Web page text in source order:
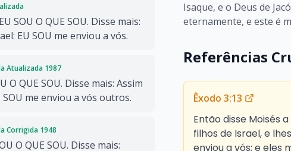
SOU O QUE SOU. Disse mais:
EU SOU me enviou a vós.
Atualizada 1987
O QUE SOU. Disse mais: Assim
me enviou a vós outros.
Corrigida 1948
O QUE SOU. Disse mais:
Isaque, e o Deus de
eternamente, e este é
Referências
Êxodo 3:13
Então disse Moisés
filhos de Israel, e
enviou a vós; e eles